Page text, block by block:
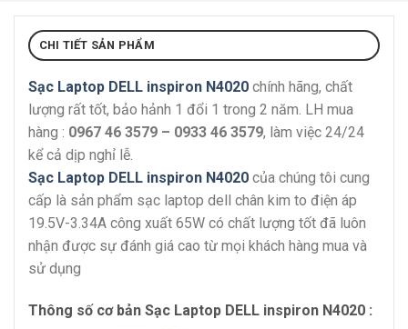
CHI TIẾT SẢN PHẨM
Sạc Laptop DELL inspiron N4020 chính hãng, chất
lượng rất tốt, bảo hảnh 1 đổi 1 trong 2 năm. LH mua
hàng : 0967 46 3579 – 0933 46 3579, làm việc 24/24
kể cả dịp nghỉ lễ.
Sạc Laptop DELL inspiron N4020 của chúng tôi cung
cấp là sản phẩm sạc laptop dell chân kim to điện áp
19.5V-3.34A công xuất 65W có chất lượng tốt đã luôn
nhận được sự đánh giá cao từ mọi khách hàng mua và
sử dụng
Thông số cơ bản Sạc Laptop DELL inspiron N4020 :